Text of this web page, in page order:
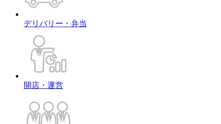
デリバリー・弁当
開店・運営